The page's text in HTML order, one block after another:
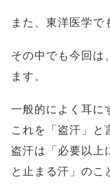
また、東洋医学で
その中でも今回は
ます。
一般的によく耳に
これを「盗汗」と
盗汗は「必要以上
と止まる汗」のこ